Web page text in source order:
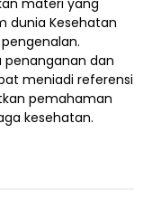
dunia Kesehatan
penanganan dan
meniadi referensi
pemahaman
kesehatan.